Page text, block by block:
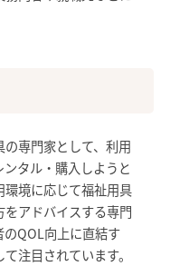
専門家として、利用
タル・購入しようと
境に応じて福祉用具
アドバイスする専門
QOL向上に直結す
注目されています。